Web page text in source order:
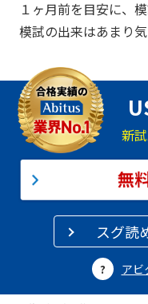
１ヶ月前を目安に、
模試の出来はあまり気
新
スグ読
アビ